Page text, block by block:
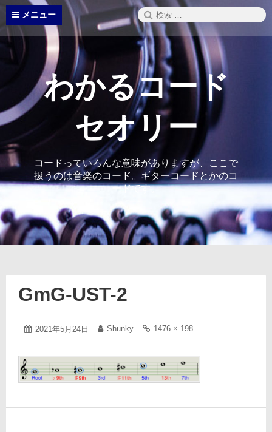
コ
テ
ン
ッ
プ
メニュー
検
索:
わかるコード
セオリー
コードっていろんな意味がありますが、ここで
扱うのは音楽のコード。ギターコードとかのコ
ードです。
GmG-UST-2
投
2021年5月24日
2021
月
24
投
Shunky
フ
イ
ズ
の
ン
1476 × 198